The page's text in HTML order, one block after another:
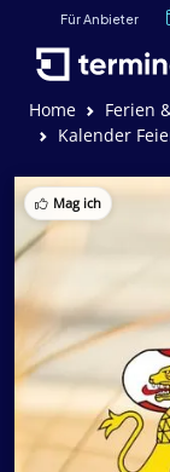
Für Anbieter
Home
Ferien
Kalender
Mag ich